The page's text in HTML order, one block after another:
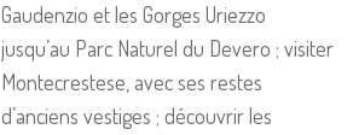
Gaudenzio et les Gorges Uriezzo
jusqu’au Parc Naturel du Devero ; visiter
Montecrestese, avec ses restes
d’anciens vestiges ; découvrir les